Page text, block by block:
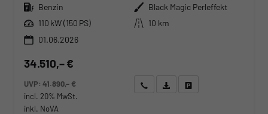
Kraftstoff Benzin Außenfarbe Black Magic Perleffekt
Leistung 110 kW (150 PS) Kilometerstand
10 km
01.06.2026
34.510,– €
UVP:41.890,– €
incl. 20% MwSt.
inkl. NoVA
Wir rufen Sie anAngebot drucken (PDF)